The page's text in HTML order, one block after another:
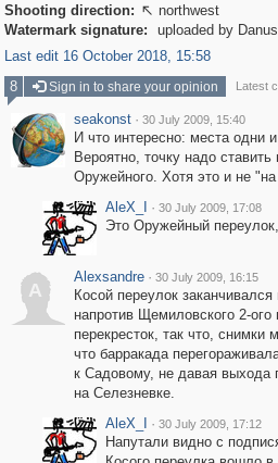
Shooting direction:  northwest
Watermark signature:
uploaded by
Last edit 16 October 2018, 15:58
8
Sign in to share your opinion Latest
seakonst · 30 July 2009, 15:40
И что интересно: места одни
Вероятно, точку надо
Оружейного. Хотя это и не
AleX_I
· 30 July 2009, 17:08
Это Оружейный
A
Alexsandre · 30 July 2009, 16:15
Косой переулок
напротив Щемиловского 2-
перекресток, так что,
что барракада
к Садовому, не давая выхода
на Селезневке.
AleX_I
· 30 July 2009, 17:12
Напутали видно с